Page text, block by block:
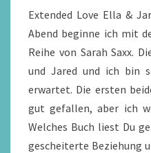
Extended Love Ella &
Abend beginne ich mit
Reihe von Sarah Saxx.
und Jared und ich bin
erwartet. Die ersten
gut gefallen, aber ich
Welches Buch liest Du
gescheiterte Beziehung